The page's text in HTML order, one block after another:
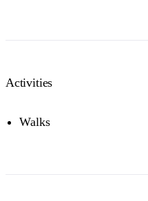
Activities
Walks